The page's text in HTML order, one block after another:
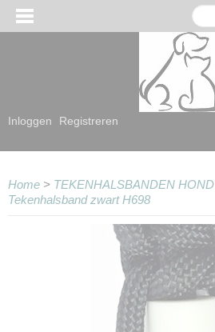
Inloggen Registreren
Home > TEKENHALSBANDEN HOND
Tekenhalsband zwart H698